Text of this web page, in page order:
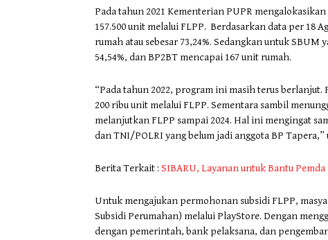
Pada tahun 2021 Kementerian PUPR
157.500 unit melalui FLPP. Berdasarkan data per 18
rumah atau sebesar 73,24%. Sedangkan untuk
54,54%, dan BP2BT mencapai 167 unit rumah.
“Pada tahun 2022, program ini masih terus
200 ribu unit melalui FLPP. Sementara sambil
melanjutkan FLPP sampai 2024. Hal ini mengingat
dan TNI/POLRI yang belum jadi anggota BP Tapera,”
Berita Terkait : SIBARU, Layanan untuk Bantu
Untuk mengajukan permohonan subsidi FLPP,
Subsidi Perumahan) melalui PlayStore. Dengan
dengan pemerintah, bank pelaksana, dan